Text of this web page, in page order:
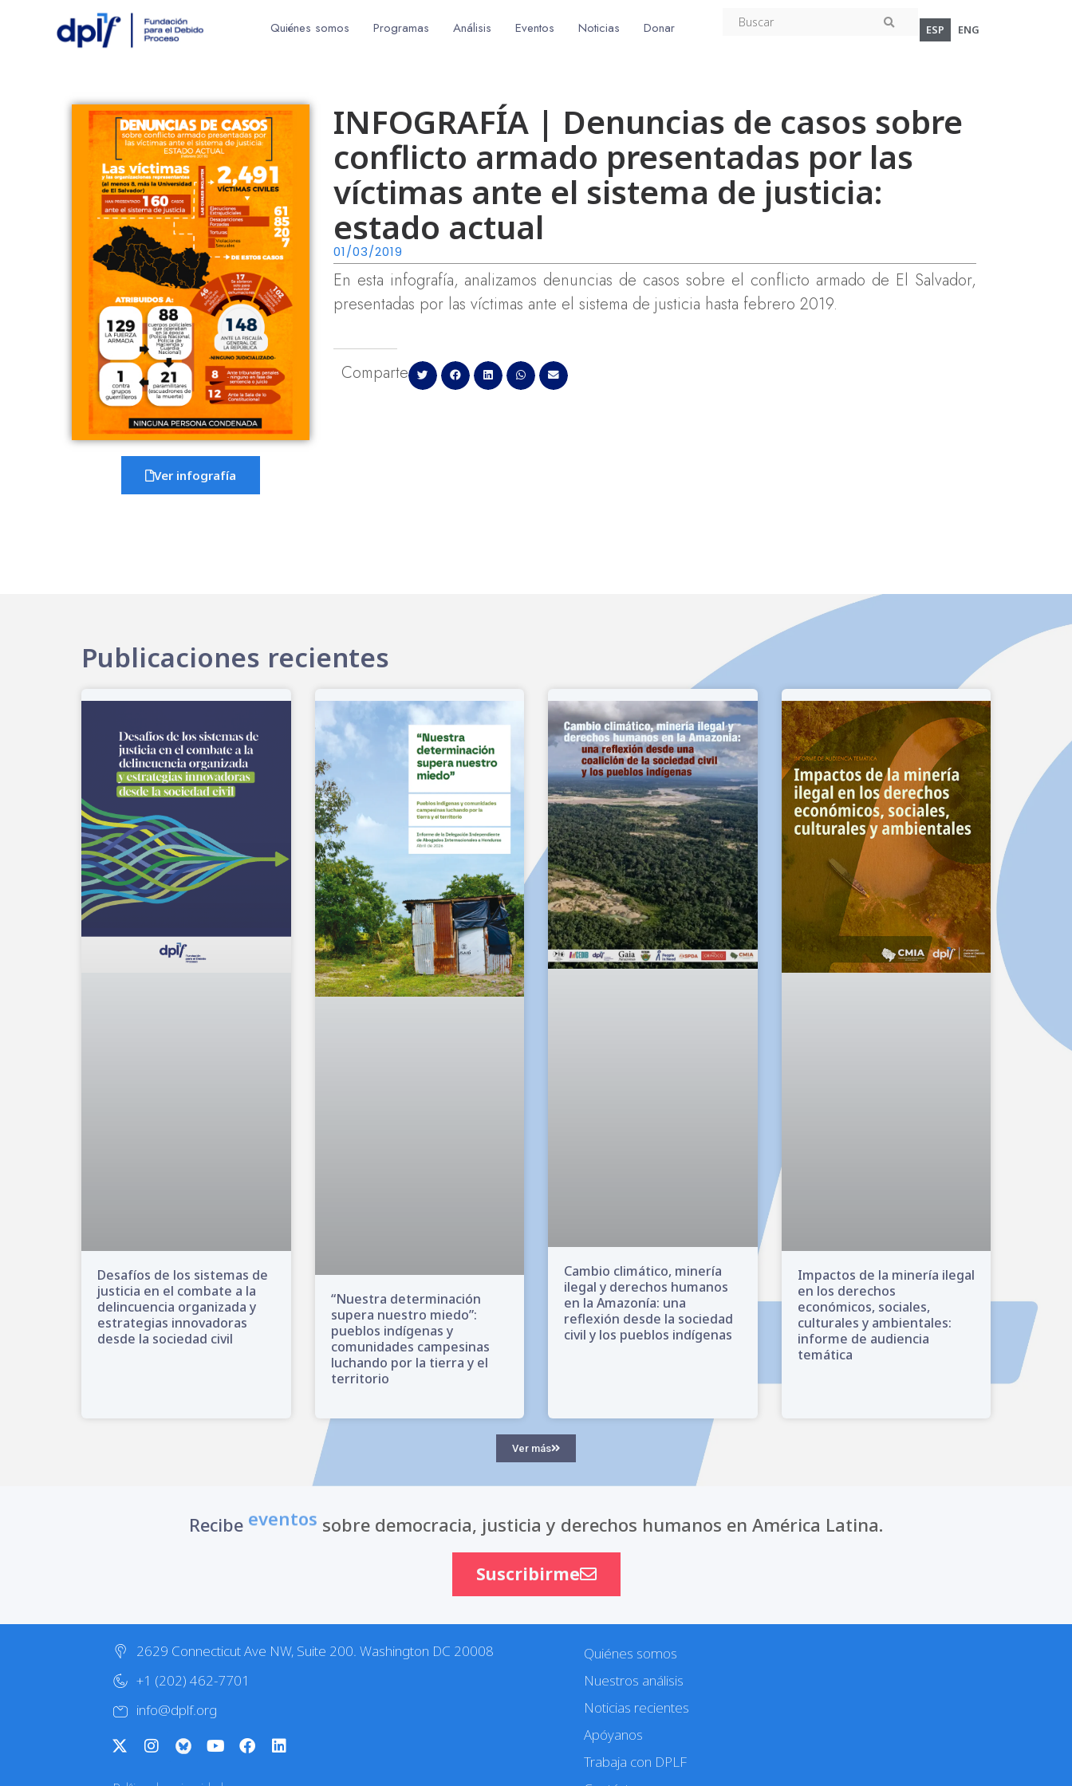
Quiénes somos Programas Análisis Eventos Noticias Donar ESP ENG
Ver infografía
INFOGRAFÍA | Denuncias de casos sobre
conflicto armado presentadas por las
víctimas ante el sistema de justicia:
estado actual
01/03/2019
En esta infografía, analizamos denuncias de casos sobre el conflicto armado de El Salvador,
presentadas por las víctimas ante el sistema de justicia hasta febrero 2019.
Comparte
Publicaciones recientes
Desafíos de los sistemas de
justicia en el combate a la
delincuencia organizada y
estrategias innovadoras
desde la sociedad civil
“Nuestra determinación
supera nuestro miedo”:
pueblos indígenas y
comunidades campesinas
luchando por la tierra y el
territorio
Cambio climático, minería
ilegal y derechos humanos
en la Amazonía: una
reflexión desde la sociedad
civil y los pueblos indígenas
Impactos de la minería ilegal
en los derechos
económicos, sociales,
culturales y ambientales:
informe de audiencia
temática
Ver más
Recibe eventos sobre democracia, justicia y derechos humanos en América Latina.
Suscribirme
2629 Connecticut Ave NW, Suite 200. Washington DC 20008
+1 (202) 462-7701
info@dplf.org
Quiénes somos
Nuestros análisis
Noticias recientes
Apóyanos
Trabaja con DPLF